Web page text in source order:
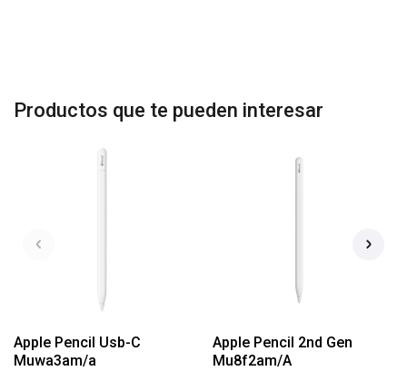
Productos que te pueden interesar
Apple Pencil Usb-C
Muwa3am/a
Apple Pencil 2nd Gen
Mu8f2am/A